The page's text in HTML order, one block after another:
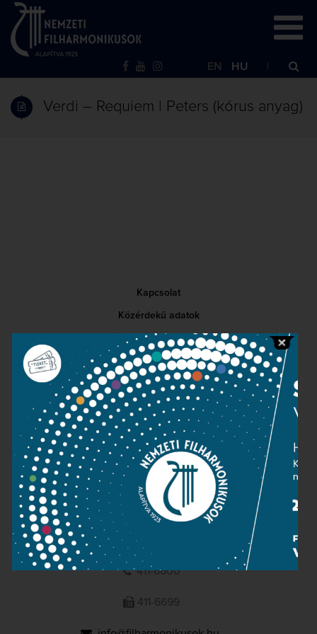
EN HU
Verdi – Requiem | Peters (kórus anyag)
Kapcsolat
Közérdekű adatok
Sajtószoba
Adatvédelem
Impresszum
NEMZETI
FILHARMONIKUSOK
1095 Budapest, Komor Marcell u. 1. (Müpa)
411-6600
411-6699